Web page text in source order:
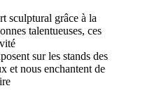
sculptural grâce à la
talentueuses, ces
sur les stands des
et nous enchantent de